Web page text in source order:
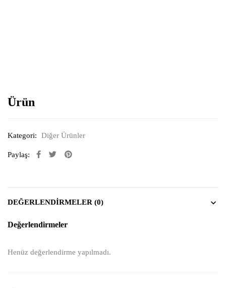
Ürün
Kategori: Diğer Ürünler
Paylaş:
DEĞERLENDIRMELER (0)
Değerlendirmeler
Henüz değerlendirme yapılmadı.